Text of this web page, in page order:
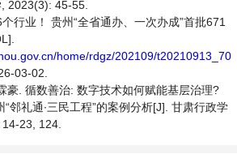
2023(3): 45-55.
行业！ 贵州“全省通办、一次办成”首批671
home/rdgz/202109/t20210913_70
03-02.
豪. 循数善治: 数字技术如何赋能基层治理?
礼通∙三民工程”的案例分析[J]. 甘肃行政学
23, 124.